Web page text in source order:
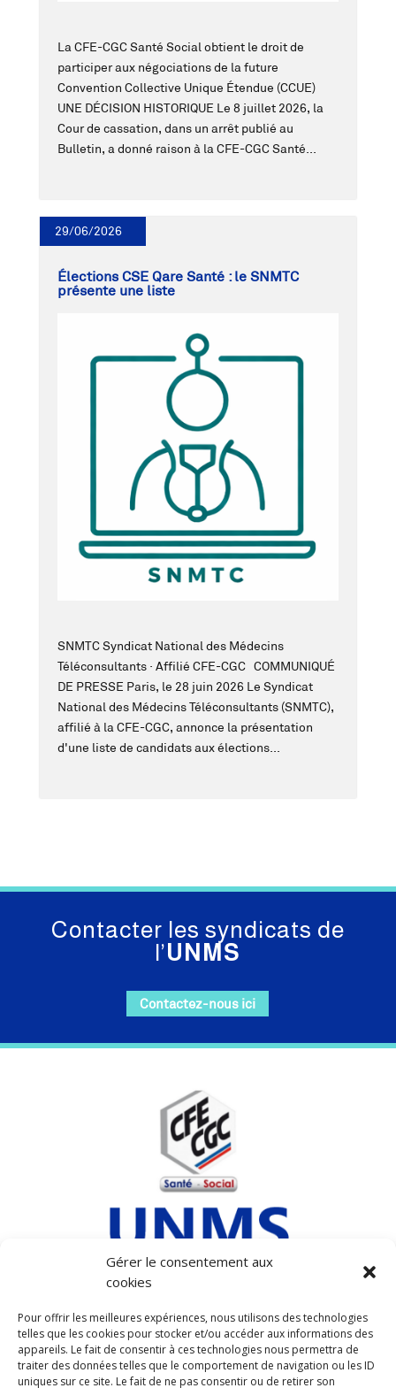
Gérer le consentement aux
cookies
Pour offrir les meilleures expériences, nous utilisons des technologies
telles que les cookies pour stocker et/ou accéder aux informations des
appareils. Le fait de consentir à ces technologies nous permettra de
traiter des données telles que le comportement de navigation ou les ID
uniques sur ce site. Le fait de ne pas consentir ou de retirer son
La CFE-CGC Santé Social obtient le droit de
participer aux négociations de la future
Convention Collective Unique Étendue (CCUE)
UNE DÉCISION HISTORIQUE Le 8 juillet 2026, la
Cour de cassation, dans un arrêt publié au
Bulletin, a donné raison à la CFE-CGC Santé...
Élections CSE Qare Santé : le SNMTC
présente une liste
SNMTC Syndicat National des Médecins
Téléconsultants · Affilié CFE-CGC COMMUNIQUÉ
DE PRESSE Paris, le 28 juin 2026 Le Syndicat
National des Médecins Téléconsultants (SNMTC),
affilié à la CFE-CGC, annonce la présentation
d'une liste de candidats aux élections...
29/06/2026
Contacter les syndicats de
l’UNMS
Contactez-nous ici
POLITIQUE DE COOKIES (UE)
POLITIQUE DE CONFIDENTIALITÉ